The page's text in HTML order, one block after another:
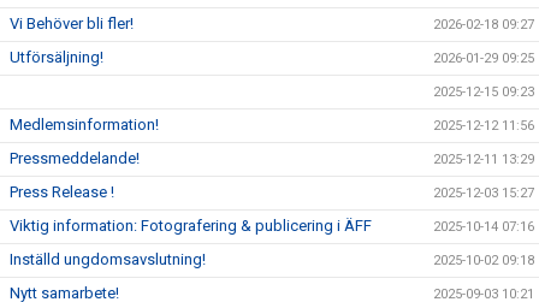
Vi Behöver bli fler! 2026-02-18 09:27
Utförsäljning! 2026-01-29 09:25
2025-12-15 09:23
Medlemsinformation! 2025-12-12 11:56
Pressmeddelande! 2025-12-11 13:29
Press Release ! 2025-12-03 15:27
Viktig information: Fotografering & publicering i ÄFF 2025-10-14 07:16
Inställd ungdomsavslutning! 2025-10-02 09:18
Nytt samarbete! 2025-09-03 10:21